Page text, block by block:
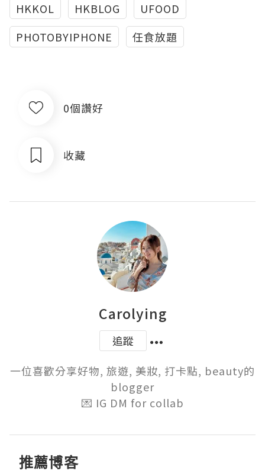
HKKOL
HKBLOG
UFOOD
PHOTOBYIPHONE
任食放題
0個讚好
收藏
Carolying
追蹤
一位喜歡分享好物, 旅遊, 美妝, 打卡點, beauty的
blogger
💌 IG DM for collab
推薦博客